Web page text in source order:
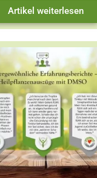
Artikel weiterlesen